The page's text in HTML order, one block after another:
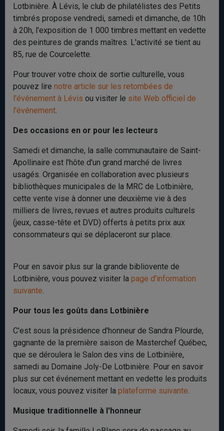
Lotbinière. À Lévis, le club de philatélistes des Petits
timbrés propose vendredi, samedi et dimanche, de 10h
à 20h, l'exposition de 1 000 timbres mettant en vedette
des peintures de grands maîtres. L'activité se tient au
85, rue de Courcelette.
Pour trouver votre choix de sortie culturelle, vous
pouvez lire notre article sur les retombées de
l'événement à Lévis ou visiter le site Web officiel de
l'événement.
Des occasions en or pour les lecteurs
Samedi et dimanche, la salle communautaire de Saint-
Apollinaire est l'hôte d'un grand marché de livres
usagés. Organisée en collaboration avec plusieurs
bibliothèques municipales de la MRC de Lotbinière,
cette vente vise à donner une deuxième vie à des
milliers de livres, revues et autres produits culturels
(jeux, casse-tête et DVD) offerts à petits prix aux
consommateurs qui se déplaceront sur place.
Pour en savoir plus sur la grande bibliovente de
Lotbinière, vous pouvez visiter la page d'information
suivante.
Pour tous les goûts dans Lotbinière
C'est sous la présidence d'honneur de Sandra Plourde,
gagnante de la première saison de Masterchef Québec,
que se déroulera le Salon des vins de Lotbinière,
samedi au Domaine Joly-De Lotbinière. Pour en savoir
plus sur cet événement mettant en vedette les produits
locaux, vous pouvez visiter la plateforme suivante.
Musique traditionnelle à l'honneur